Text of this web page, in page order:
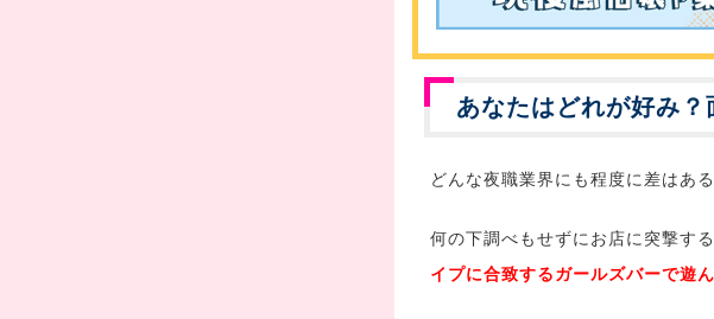
あなたはどれが好み
どんな夜職業界にも程度に差はあ
何の下調べもせずにお店に突撃す
イプに合致するガールズバーで遊